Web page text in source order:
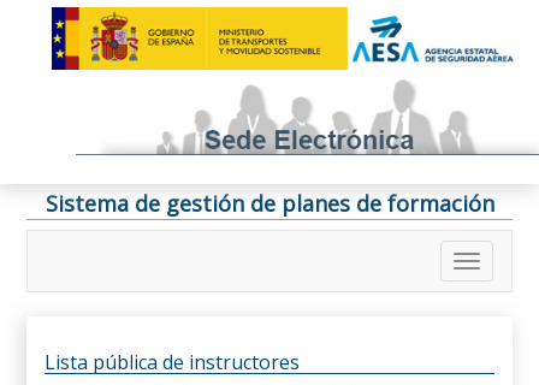
Sistema de gestión de planes de formación
Lista pública de instructores